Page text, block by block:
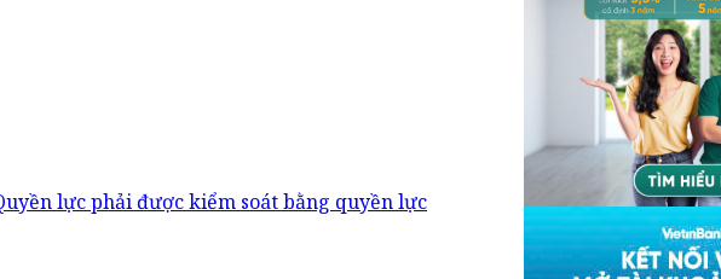
lực phải được kiểm soát bằng quyền lực